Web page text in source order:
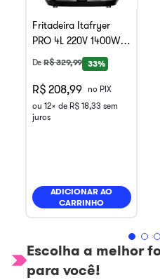
Fritadeira Itafryer
PRO 4L 220V 1400W
Itatiaia
DeR$329,99 33%
R$ 208,99
no PIX
ou 12x de R$ 18,33 sem
juros
ADICIONAR AO
CARRINHO
Escolha a melhor
para você!